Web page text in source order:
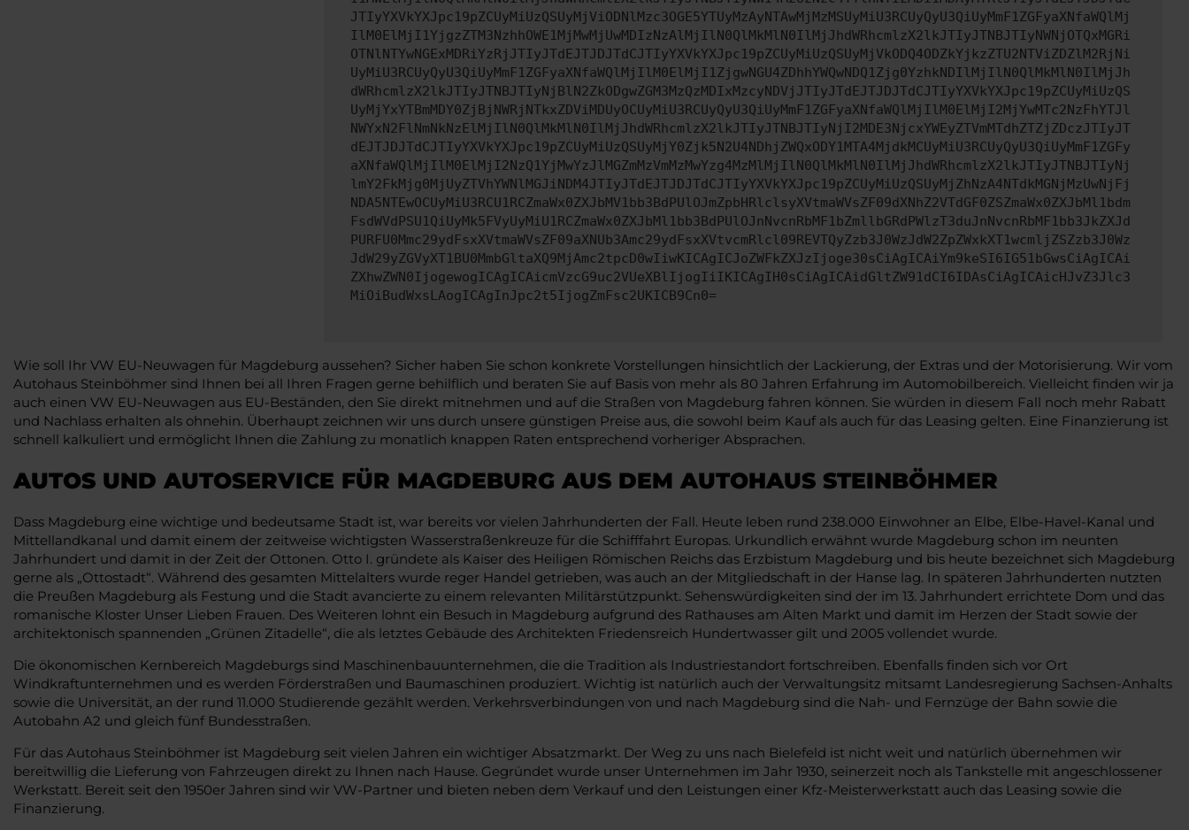
JTIyYXVkYXJpc19pZCUyMiUzQSUyMjViODNlMzc3OGE5YTUyMzAyNTAwMjMzMSUyMiU3RCUyQyU3QiUyMmF1ZGFyaXNfaWQlMj
IlM0ElMjI1YjgzZTM3NzhhOWE1MjMwMjUwMDIzNzAlMjIlN0QlMkMlN0IlMjJhdWRhcmlzX2lkJTIyJTNBJTIyNWNjOTQxMGRi
OTNlNTYwNGExMDRiYzRjJTIyJTdEJTJDJTdCJTIyYXVkYXJpc19pZCUyMiUzQSUyMjVkODQ4ODZkYjkzZTU2NTViZDZlM2RjNi
UyMiU3RCUyQyU3QiUyMmF1ZGFyaXNfaWQlMjIlM0ElMjI1ZjgwNGU4ZDhhYWQwNDQ1Zjg0YzhkNDIlMjIlN0QlMkMlN0IlMjJh
dWRhcmlzX2lkJTIyJTNBJTIyNjBlN2ZkODgwZGM3MzQzMDIxMzcyNDVjJTIyJTdEJTJDJTdCJTIyYXVkYXJpc19pZCUyMiUzQS
UyMjYxYTBmMDY0ZjBjNWRjNTkxZDViMDUyOCUyMiU3RCUyQyU3QiUyMmF1ZGFyaXNfaWQlMjIlM0ElMjI2MjYwMTc2NzFhYTJl
NWYxN2FlNmNkNzElMjIlN0QlMkMlN0IlMjJhdWRhcmlzX2lkJTIyJTNBJTIyNjI2MDE3NjcxYWEyZTVmMTdhZTZjZDczJTIyJT
dEJTJDJTdCJTIyYXVkYXJpc19pZCUyMiUzQSUyMjY0Zjk5N2U4NDhjZWQxODY1MTA4MjdkMCUyMiU3RCUyQyU3QiUyMmF1ZGFy
aXNfaWQlMjIlM0ElMjI2NzQ1YjMwYzJlMGZmMzVmMzMwYzg4MzMlMjIlN0QlMkMlN0IlMjJhdWRhcmlzX2lkJTIyJTNBJTIyNj
lmY2FkMjg0MjUyZTVhYWNlMGJiNDM4JTIyJTdEJTJDJTdCJTIyYXVkYXJpc19pZCUyMiUzQSUyMjZhNzA4NTdkMGNjMzUwNjFj
NDA5NTEwOCUyMiU3RCU1RCZmaWx0ZXJbMV1bb3BdPUlOJmZpbHRlclsyXVtmaWVsZF09dXNhZ2VTdGF0ZSZmaWx0ZXJbMl1bdm
FsdWVdPSU1QiUyMk5FVyUyMiU1RCZmaWx0ZXJbMl1bb3BdPUlOJnNvcnRbMF1bZmllbGRdPWlzT3duJnNvcnRbMF1bb3JkZXJd
PURFU0Mmc29ydFsxXVtmaWVsZF09aXNUb3Amc29ydFsxXVtvcmRlcl09REVTQyZzb3J0WzJdW2ZpZWxkXT1wcmljZSZzb3J0Wz
JdW29yZGVyXT1BU0MmbGltaXQ9MjAmc2tpcD0wIiwKICAgICJoZWFkZXJzIjoge30sCiAgICAiYm9keSI6IG51bGwsCiAgICAi
ZXhwZWN0IjogewogICAgICAicmVzcG9uc2VUeXBlIjogIiIKICAgIH0sCiAgICAidGltZW91dCI6IDAsCiAgICAicHJvZ3Jlc3
MiOiBudWxsLAogICAgInJpc2t5IjogZmFsc2UKICB9Cn0=
Wie soll Ihr VW EU-Neuwagen für Magdeburg aussehen? Sicher haben Sie schon konkrete Vorstellungen hinsichtlich der Lackierung, der Extras und der Motorisierung. Wir vom
Autohaus Steinböhmer sind Ihnen bei all Ihren Fragen gerne behilflich und beraten Sie auf Basis von mehr als 80 Jahren Erfahrung im Automobilbereich. Vielleicht finden wir ja
auch einen VW EU-Neuwagen aus EU-Beständen, den Sie direkt mitnehmen und auf die Straßen von Magdeburg fahren können. Sie würden in diesem Fall noch mehr Rabatt
und Nachlass erhalten als ohnehin. Überhaupt zeichnen wir uns durch unsere günstigen Preise aus, die sowohl beim Kauf als auch für das Leasing gelten. Eine Finanzierung ist
schnell kalkuliert und ermöglicht Ihnen die Zahlung zu monatlich knappen Raten entsprechend vorheriger Absprachen.
AUTOS UND AUTOSERVICE FÜR MAGDEBURG AUS DEM AUTOHAUS STEINBÖHMER
Dass Magdeburg eine wichtige und bedeutsame Stadt ist, war bereits vor vielen Jahrhunderten der Fall. Heute leben rund 238.000 Einwohner an Elbe, Elbe-Havel-Kanal und
Mittellandkanal und damit einem der zeitweise wichtigsten Wasserstraßenkreuze für die Schifffahrt Europas. Urkundlich erwähnt wurde Magdeburg schon im neunten
Jahrhundert und damit in der Zeit der Ottonen. Otto I. gründete als Kaiser des Heiligen Römischen Reichs das Erzbistum Magdeburg und bis heute bezeichnet sich Magdeburg
gerne als „Ottostadt“. Während des gesamten Mittelalters wurde reger Handel getrieben, was auch an der Mitgliedschaft in der Hanse lag. In späteren Jahrhunderten nutzten
die Preußen Magdeburg als Festung und die Stadt avancierte zu einem relevanten Militärstützpunkt. Sehenswürdigkeiten sind der im 13. Jahrhundert errichtete Dom und das
romanische Kloster Unser Lieben Frauen. Des Weiteren lohnt ein Besuch in Magdeburg aufgrund des Rathauses am Alten Markt und damit im Herzen der Stadt sowie der
architektonisch spannenden „Grünen Zitadelle“, die als letztes Gebäude des Architekten Friedensreich Hundertwasser gilt und 2005 vollendet wurde.
Die ökonomischen Kernbereich Magdeburgs sind Maschinenbauunternehmen, die die Tradition als Industriestandort fortschreiben. Ebenfalls finden sich vor Ort
Windkraftunternehmen und es werden Förderstraßen und Baumaschinen produziert. Wichtig ist natürlich auch der Verwaltungsitz mitsamt Landesregierung Sachsen-Anhalts
sowie die Universität, an der rund 11.000 Studierende gezählt werden. Verkehrsverbindungen von und nach Magdeburg sind die Nah- und Fernzüge der Bahn sowie die
Autobahn A2 und gleich fünf Bundesstraßen.
Für das Autohaus Steinböhmer ist Magdeburg seit vielen Jahren ein wichtiger Absatzmarkt. Der Weg zu uns nach Bielefeld ist nicht weit und natürlich übernehmen wir
bereitwillig die Lieferung von Fahrzeugen direkt zu Ihnen nach Hause. Gegründet wurde unser Unternehmen im Jahr 1930, seinerzeit noch als Tankstelle mit angeschlossener
Werkstatt. Bereit seit den 1950er Jahren sind wir VW-Partner und bieten neben dem Verkauf und den Leistungen einer Kfz-Meisterwerkstatt auch das Leasing sowie die
Finanzierung.